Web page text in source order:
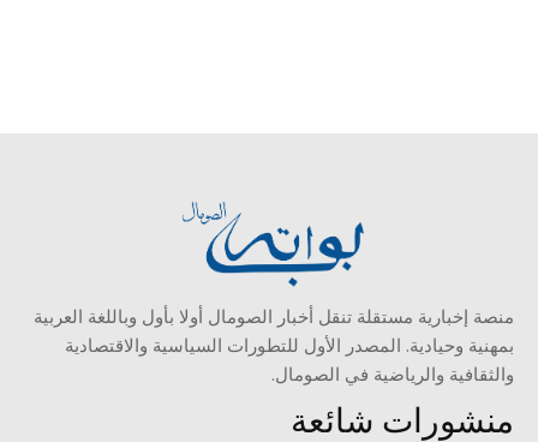
منصة إخبارية مستقلة تنقل أخبار الصومال أولا بأول وباللغة العربية
بمهنية وحيادية. المصدر الأول للتطورات السياسية والاقتصادية
والثقافية والرياضية في الصومال.
منشورات شائعة